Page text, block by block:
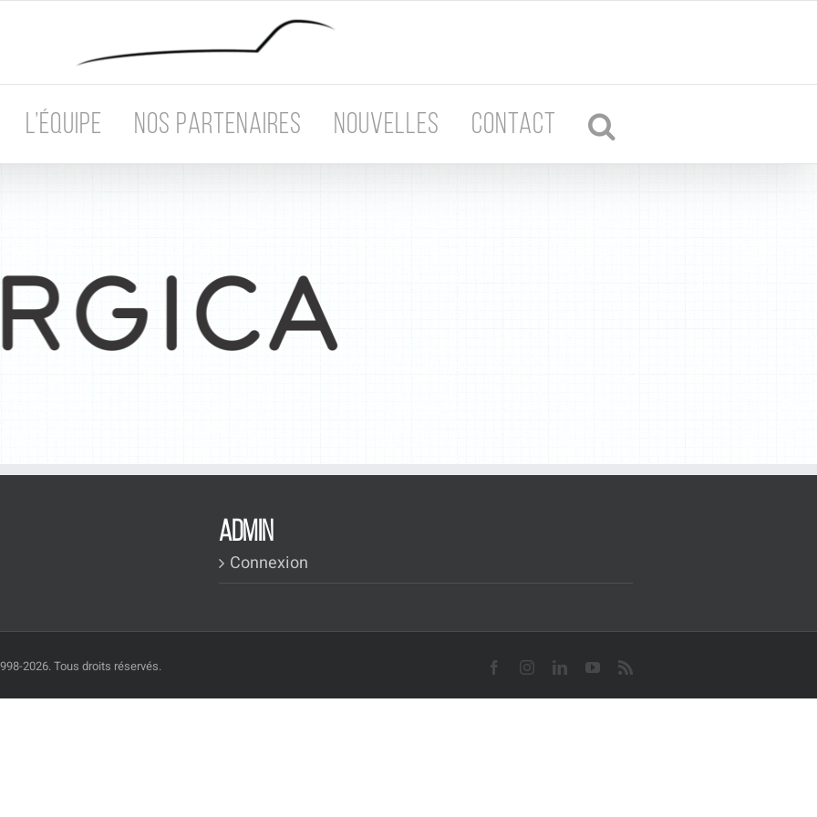
L’ÉQUIPE NOS PARTENAIRES NOUVELLES CONTACT
ADMIN
Connexion
2026. Tous droits réservés. FacebookInstagramLinkedInYouTube